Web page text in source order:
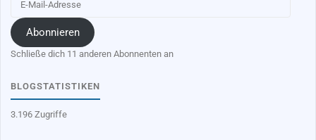
Mail-
Adresse
Abonnieren
Schließe dich 11 anderen Abonnenten an
BLOGSTATISTIKEN
3.196 Zugriffe